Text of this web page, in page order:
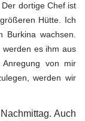
dortige Chef ist
Hütte. Ich
wachsen.
es ihm aus
von mir
werden wir
Auch